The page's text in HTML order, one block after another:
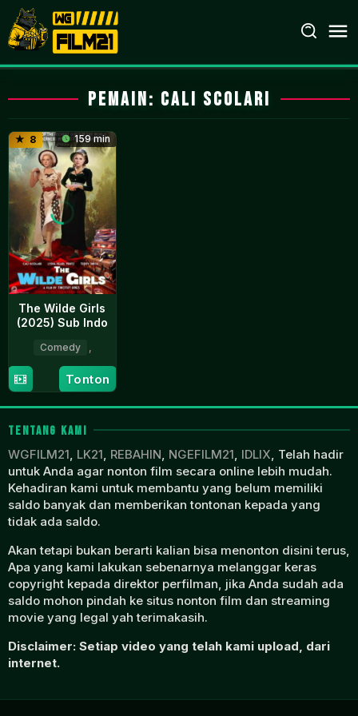
Loncat
ke
konten
Pemain: Cali Scolari
8 159 min
The Wilde Girls
(2025) Sub Indo
Comedy
30
May
2025
Timothy
Hines
Tonton
TENTANG KAMI
WGFILM21, LK21, REBAHIN, NGEFILM21, IDLIX, Telah hadir
untuk Anda agar nonton film secara online lebih mudah.
Kehadiran kami untuk membantu yang belum memiliki
saldo banyak dan memberikan tontonan kepada yang
tidak ada saldo.
Akan tetapi bukan berarti kalian bisa menonton disini terus,
Apa yang kami lakukan sebenarnya melanggar keras
copyright kepada direktor perfilman, jika Anda sudah ada
saldo mohon pindah ke situs nonton film dan streaming
movie yang legal yah terimakasih.
Disclaimer: Setiap video yang telah kami upload, dari
internet.